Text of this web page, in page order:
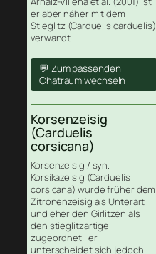
er aber näher mit dem
Stieglitz (Carduelis carduelis)
verwandt.
💬 Zum passenden
Chatraum wechseln
Korsenzeisig
(Carduelis
corsicana)
Korsenzeisig / syn.
Korsikazeisig (Carduelis
corsicana) wurde früher dem
Zitronenzeisig als Unterart
und eher den Girlitzen als
den stieglitzartige
zugeordnet. er
unterscheidet sich jedoch